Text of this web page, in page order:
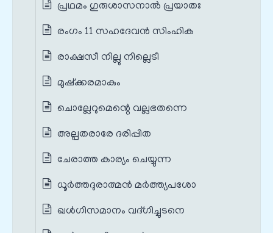
പ്രഥമം ഗുരുശാസനാൽ പ്രയാതഃ
രംഗം 11 സഹദേവൻ സിംഹിക
രാക്ഷസീ നില്ലു നില്ലെടീ
മുഷ്ക്കരമാകും
ചൊല്ലേറുമെന്റെ വല്ലഭതന്നെ
അല്പതരാരേ ദരിപ്പിത
ചേരാത്ത കാര്യം ചെയ്യുന്ന
ധൂർത്തദുരാത്മൻ മർത്ത്യപശോ
ഖൾഗിസമാനം വദ്ഗിച്ചുടനെ